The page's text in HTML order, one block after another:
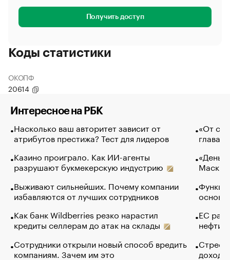
Получить доступ
Коды статистики
ОКОПФ
20614
Интересное на РБК
Насколько ваш авторитет зависит от
атрибутов престижа? Тест для лидеров
Казино проиграло. Как ИИ-агенты
разрушают букмекерскую индустрию
Выживают сильнейших. Почему компании
избавляются от лучших сотрудников
Как банк Wildberries резко нарастил
кредиты селлерам до атак на склады
Сотрудники открыли новый способ вредить
компаниям. Зачем им это
«От
глава
Маск в
основ
ЕС
нефти